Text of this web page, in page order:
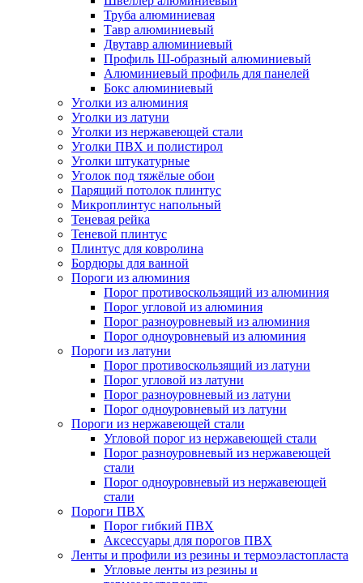
Труба алюминиевая
Тавр алюминиевый
Двутавр алюминиевый
Профиль Ш-образный алюминиевый
Алюминиевый профиль для панелей
Бокс алюминиевый
Уголки из алюминия
Уголки из латуни
Уголки из нержавеющей стали
Уголки ПВХ и полистирол
Уголки штукатурные
Уголок под тяжёлые обои
Парящий потолок плинтус
Микроплинтус напольный
Теневая рейка
Теневой плинтус
Плинтус для ковролина
Бордюры для ванной
Пороги из алюминия
Порог противоскользящий из алюминия
Порог угловой из алюминия
Порог разноуровневый из алюминия
Порог одноуровневый из алюминия
Пороги из латуни
Порог противоскользящий из латуни
Порог угловой из латуни
Порог разноуровневый из латуни
Порог одноуровневый из латуни
Пороги из нержавеющей стали
Угловой порог из нержавеющей стали
Порог разноуровневый из нержавеющей
стали
Порог одноуровневый из нержавеющей
стали
Пороги ПВХ
Порог гибкий ПВХ
Аксессуары для порогов ПВХ
Ленты и профили из резины и термоэластопласта
Угловые ленты из резины и